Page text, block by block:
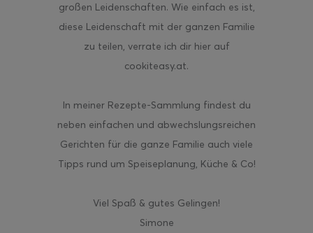
großen Leidenschaften. Wie einfach es ist,
diese Leidenschaft mit der ganzen Familie
zu teilen, verrate ich dir hier auf
cookiteasy.at.
In meiner Rezepte-Sammlung findest du
neben einfachen und abwechslungsreichen
Gerichten für die ganze Familie auch viele
Tipps rund um Speiseplanung, Küche & Co!
Viel Spaß & gutes Gelingen!
Simone